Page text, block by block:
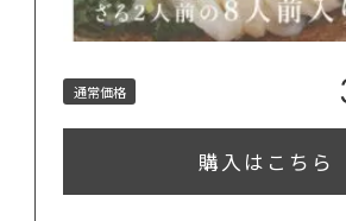
通常価格
購入はこちら